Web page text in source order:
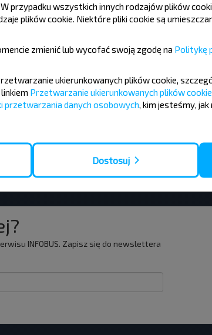
+21°C Rano
+25°C Wieczór +19°C
INFOBUS. Zapisz się do newslettera
przypadku wszystkich innych rodzajów plików
plików cookie. Niektóre pliki cookie są
zmienić lub wycofać swoją zgodę na Politykę
ukierunkowanych plików cookie,
Przetwarzanie ukierunkowanych plików cookie
przetwarzania danych osobowych , kim jesteśmy,
Dostosuj